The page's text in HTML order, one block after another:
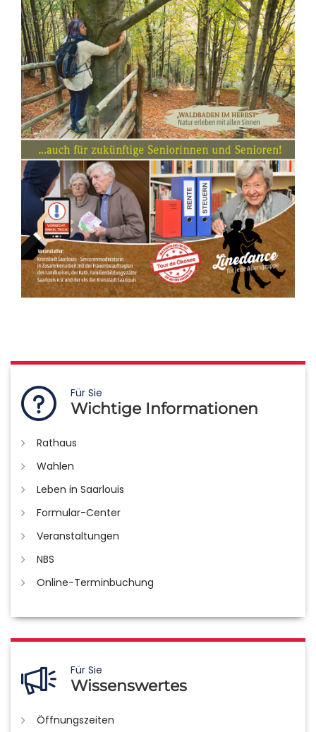
Für Sie
Wichtige Informationen
Rathaus
Wahlen
Leben in Saarlouis
Formular-Center
Veranstaltungen
NBS
Online-Terminbuchung
Für Sie
Wissenswertes
Öffnungszeiten